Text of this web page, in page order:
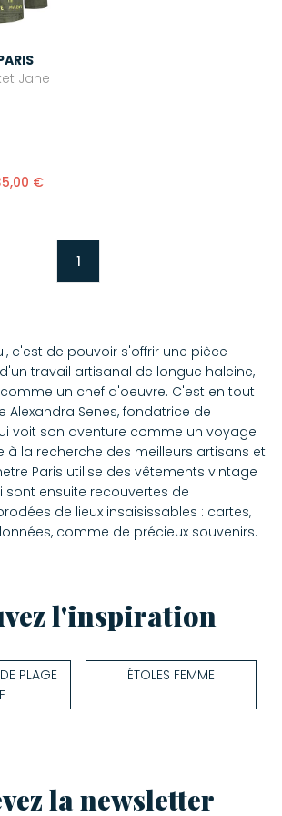
Jane
€
1
c'est de pouvoir s'offrir une pièce
travail artisanal de longue haleine,
un chef d'oeuvre. C'est en tout
Alexandra Senes, fondatrice de
voit son aventure comme un voyage
à la recherche des meilleurs artisans et
Paris utilise des vêtements vintage
ensuite recouvertes de
de lieux insaisissables : cartes,
comme de précieux souvenirs.
l'inspiration
PLAGE
ÉTOLES FEMME
la newsletter